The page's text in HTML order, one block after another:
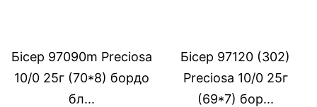
Бісер 97090m Preсiosa
10/0 25г (70*8) бордо
бл...
Бісер 97120 (302)
Preсiosa 10/0 25г
(69*7) бор...